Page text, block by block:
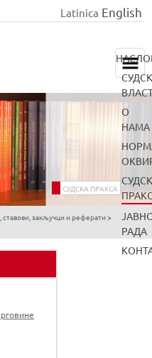
Latinica English
О
НАМА
РАДА
СУДСКА ПРАКСА
ставови, закључци и реферати >